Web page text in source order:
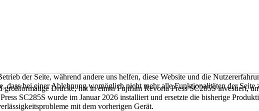
Drucke, hat in einen Fujifilm Revoria Press SC285S investiert,
SC285S wurde im Januar 2026 installiert und ersetzte die bisherige
mit dem vorherigen Gerät.
der Seite, während andere uns helfen, diese Website und die
dass bei einer Ablehnung womöglich nicht mehr alle Funktionalitäten der Seite